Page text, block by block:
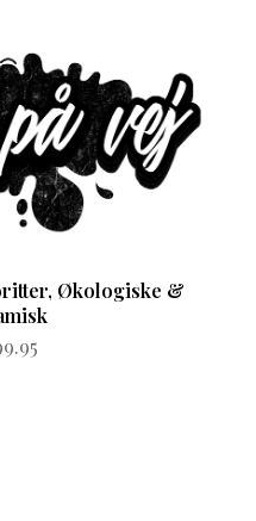
Økologiske &